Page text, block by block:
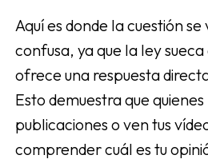
Aquí es donde la cuestión
confusa, ya que la ley
ofrece una respuesta
Esto demuestra que
publicaciones o ven tus
comprender cuál es tu